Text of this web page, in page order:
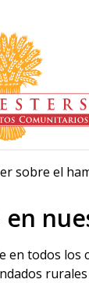
sobre el
en
en todos los